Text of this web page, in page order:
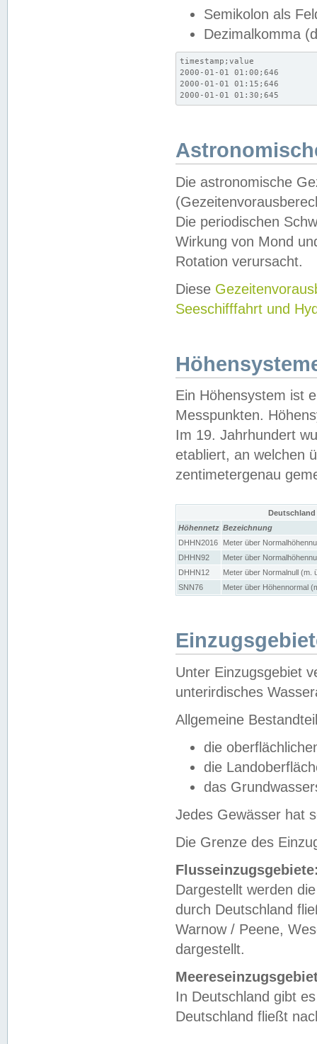
Semikolon als
Dezimalkomma
timestamp;value
2000-01-01 01:00;646
2000-01-01 01:15;646
2000-01-01 01:30;645
Die astronomische
Die periodischen
Wirkung von Mond
Rotation verursacht.
Diese
Seeschifffahrt und
Ein Höhensystem ist
Messpunkten.
Im 19. Jahrhundert
etabliert, an welchen
zentimetergenau
Höhennetz Bezeichnung
DHHN2016
Meter über
DHHN92
Meter über
DHHN12
Meter über Normalnull (m.
SNN76
Meter über Höhennormal
Unter Einzugsgebiet
unterirdisches
Allgemeine
die
die
das
Jedes Gewässer hat
Die Grenze des
Dargestellt werden
durch Deutschland
Warnow / Peene,
dargestellt.
In Deutschland gibt
Deutschland fließt